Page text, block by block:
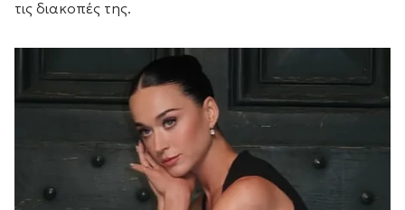
τις διακοπές της.